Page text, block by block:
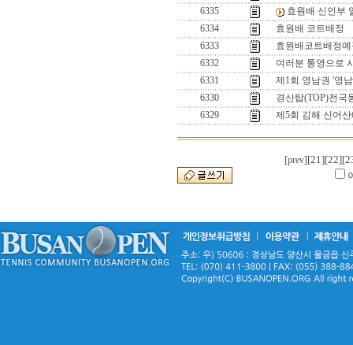
6335
효원배 신인부
6334
효원배 코트배정
6333
효원배코트배정
6332
여러분 통영으로
6331
제1회 영남권 '영
6330
경산탑(TOP)전국
6329
제5회 김해 신어
[prev] [21][22]